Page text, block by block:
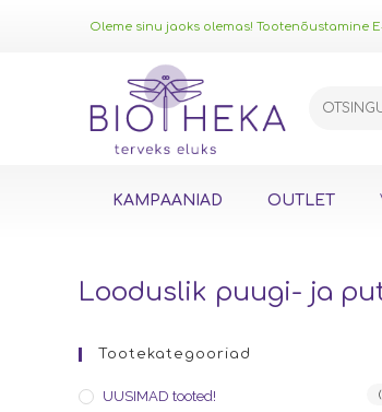
Oleme sinu jaoks olemas! Tootenõustamine E-
KAMPAANIAD OUTLET
Looduslik puugi- ja
Tootekategooriad
UUSIMAD tooted!